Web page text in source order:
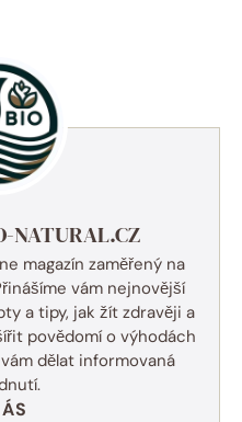
NATURAL.CZ
magazín zaměřený na
vám nejnovější
a tipy, jak žít zdravěji a
povědomí o výhodách
dělat informovaná